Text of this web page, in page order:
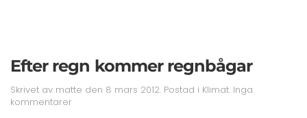
Efter regn kommer regnbågar
Skrivet av matte den 8 mars 2012. Postad i Klimat. Inga
kommentarertill